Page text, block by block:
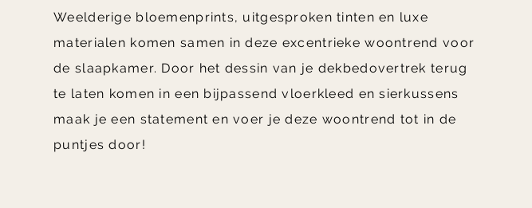
Weelderige bloemenprints, uitgesproken tinten en luxe
materialen komen samen in deze excentrieke woontrend voor
de slaapkamer. Door het dessin van je dekbedovertrek terug
te laten komen in een bijpassend vloerkleed en sierkussens
maak je een statement en voer je deze woontrend tot in de
puntjes door!